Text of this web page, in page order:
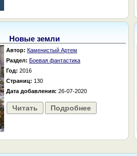
Новые земли
Автор: Каменистый Артем
Раздел: Боевая фантастика
Год: 2016
Страниц: 130
Дата добавления: 26-07-2020
Читать Подробнее